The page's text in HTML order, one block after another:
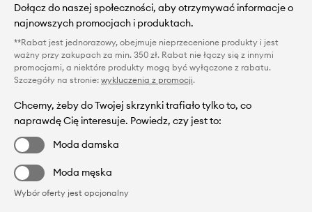
Dołącz do naszej społeczności, aby otrzymywać informacje o
najnowszych promocjach i produktach.
**Rabat jest jednorazowy, obejmuje nieprzecenione produkty i jest
ważny przy zakupach za min. 350 zł. Rabat nie łączy się z innymi
promocjami, a niektóre produkty mogą być wyłączone z rabatu.
Szczegóły na stronie: wykluczenia z promocji.
Chcemy, żeby do Twojej skrzynki trafiało tylko to, co
naprawdę Cię interesuje. Powiedz, czy jest to:
Moda damska
Moda męska
Wybór oferty jest opcjonalny